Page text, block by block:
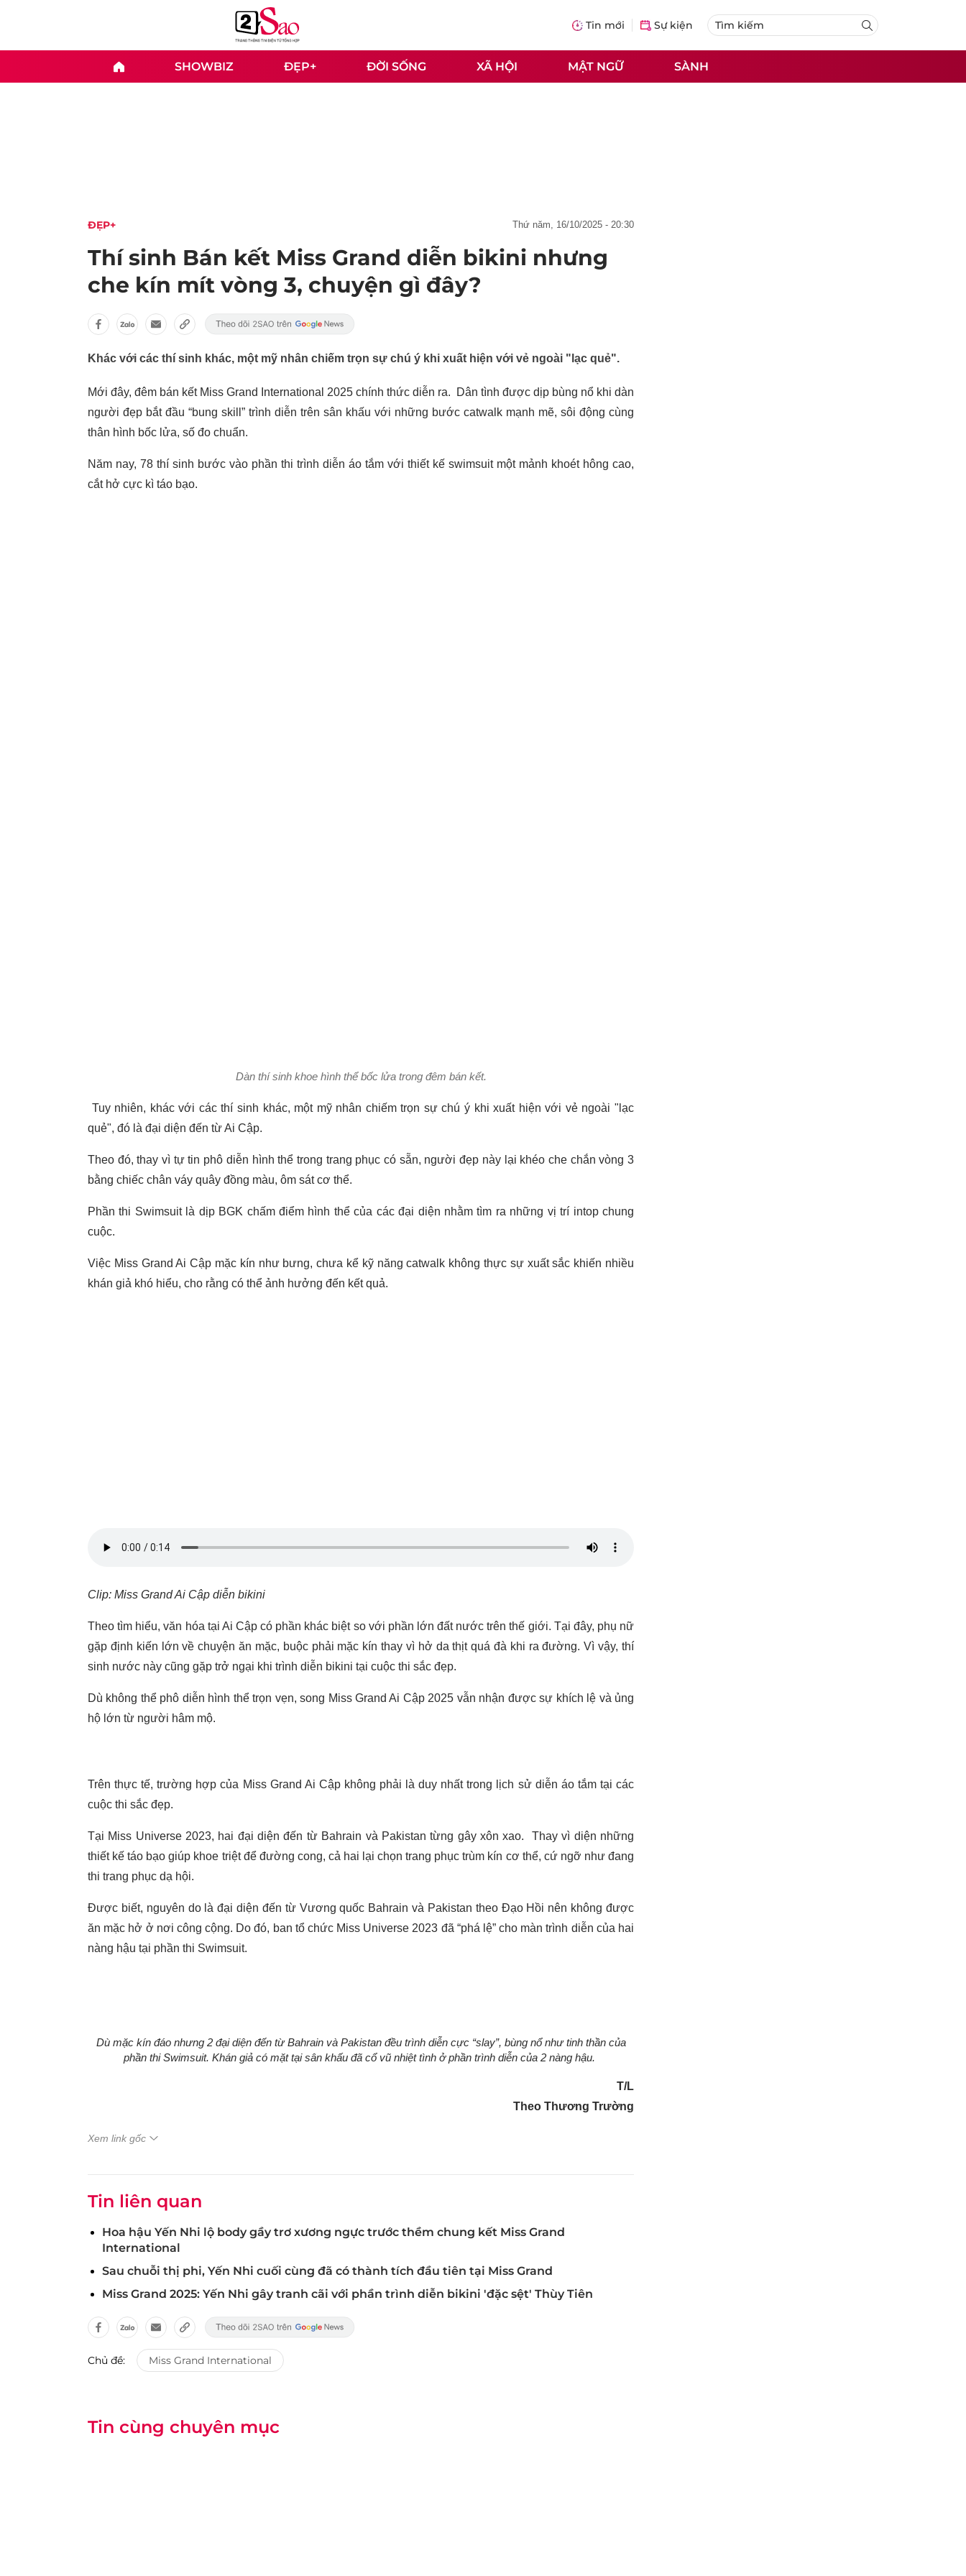
Tin mới Sự kiện
SHOWBIZ ĐẸP+ ĐỜI SỐNG XÃ HỘI MẬT NGỮ SÀNH
ĐẸP+ thứ năm, 16/10/2025 - 20:30
Thí sinh Bán kết Miss Grand diễn bikini nhưng
che kín mít vòng 3, chuyện gì đây?
Khác với các thí sinh khác, một mỹ nhân chiếm trọn sự chú ý khi xuất hiện với vẻ ngoài "lạc quẻ".
Mới đây, đêm bán kết Miss Grand International 2025 chính thức diễn ra. Dân tình được dịp bùng nổ khi dàn
người đẹp bắt đầu “bung skill” trình diễn trên sân khấu với những bước catwalk mạnh mẽ, sôi động cùng
thân hình bốc lửa, số đo chuẩn.
Năm nay, 78 thí sinh bước vào phần thi trình diễn áo tắm với thiết kế swimsuit một mảnh khoét hông cao,
cắt hở cực kì táo bạo.
Dàn thí sinh khoe hình thể bốc lửa trong đêm bán kết.
Tuy nhiên, khác với các thí sinh khác, một mỹ nhân chiếm trọn sự chú ý khi xuất hiện với vẻ ngoài "lạc
quẻ", đó là đại diện đến từ Ai Cập.
Theo đó, thay vì tự tin phô diễn hình thể trong trang phục có sẵn, người đẹp này lại khéo che chắn vòng 3
bằng chiếc chân váy quây đồng màu, ôm sát cơ thể.
Phần thi Swimsuit là dịp BGK chấm điểm hình thể của các đại diện nhằm tìm ra những vị trí intop chung
cuộc.
Việc Miss Grand Ai Cập mặc kín như bưng, chưa kể kỹ năng catwalk không thực sự xuất sắc khiến nhiều
khán giả khó hiểu, cho rằng có thể ảnh hưởng đến kết quả.
Clip: Miss Grand Ai Cập diễn bikini
Theo tìm hiểu, văn hóa tại Ai Cập có phần khác biệt so với phần lớn đất nước trên thế giới. Tại đây, phụ nữ
gặp định kiến lớn về chuyện ăn mặc, buộc phải mặc kín thay vì hở da thịt quá đà khi ra đường. Vì vậy, thí
sinh nước này cũng gặp trở ngại khi trình diễn bikini tại cuộc thi sắc đẹp.
Dù không thể phô diễn hình thể trọn vẹn, song Miss Grand Ai Cập 2025 vẫn nhận được sự khích lệ và ủng
hộ lớn từ người hâm mộ.
Trên thực tế, trường hợp của Miss Grand Ai Cập không phải là duy nhất trong lịch sử diễn áo tắm tại các
cuộc thi sắc đẹp.
Tại Miss Universe 2023, hai đại diện đến từ Bahrain và Pakistan từng gây xôn xao. Thay vì diện những
thiết kế táo bạo giúp khoe triệt để đường cong, cả hai lại chọn trang phục trùm kín cơ thể, cứ ngỡ như đang
thi trang phục dạ hội.
Được biết, nguyên do là đại diện đến từ Vương quốc Bahrain và Pakistan theo Đạo Hồi nên không được
ăn mặc hở ở nơi công cộng. Do đó, ban tổ chức Miss Universe 2023 đã “phá lệ” cho màn trình diễn của hai
nàng hậu tại phần thi Swimsuit.
Dù mặc kín đáo nhưng 2 đại diện đến từ Bahrain và Pakistan đều trình diễn cực “slay”, bùng nổ như tinh thần của
phần thi Swimsuit. Khán giả có mặt tại sân khấu đã cổ vũ nhiệt tình ở phần trình diễn của 2 nàng hậu.
T/L
Theo Thương Trường
Xem link gốc
Tin liên quan
Hoa hậu Yến Nhi lộ body gầy trơ xương ngực trước thềm chung kết Miss Grand
International
Sau chuỗi thị phi, Yến Nhi cuối cùng đã có thành tích đầu tiên tại Miss Grand
Miss Grand 2025: Yến Nhi gây tranh cãi với phần trình diễn bikini 'đặc sệt' Thùy Tiên
Chủ đề: Miss Grand International
Tin cùng chuyên mục